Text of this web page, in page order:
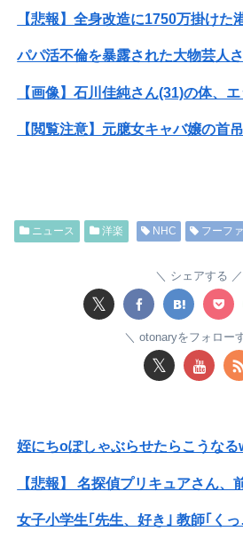
竹﨑由佳アナ ピタパンのお尻！
ニュース 洋楽 NHC フーフ
シェアする
𝕏
otonaryをフォロー
𝕏
姪にちoぽしゃぶらせたらこうなる